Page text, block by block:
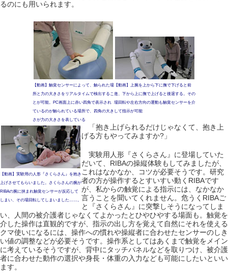
るのにも用いられます。
【動画】触覚センサーによって、触られた場
所と力の大きさをリアルタイムで検出するこ
とが可能。PC画面上に赤い四角で表示され
ているのが触られている場所で、四角の大き
さが力の大きさを表している
【動画】上腕を上から下に撫で下げると前
進、下から上に撫で上げると後退する。その
場回転や左右方向の運動も触覚センサーを介
して指示が可能
【動画】実験用の人形『さくらさん』を抱き
上げさせてもらいました。さくらさんの腕が
RIBAの腕に挟まれ触覚センサーが反応して
しまい、その場回転してしまいました……。
「抱き上げられるだけじゃなくて、抱き上
げる方もやってみますか?」
実験用人形『さくらさん』に登場していた
だいて、RIBAの操縦体験もしてみましたが、
これはなかなか、コツが必要そうです。研究
者の方が操作するとすいすい動くRIBAです
が、私からの触覚による指示には、なかなか
言うことを聞いてくれません。危うくRIBAご
と『さくらさん』に突撃しそうになってしま
い、人間の被介護者じゃなくてよかったとひやひやする場面も。触覚を
介した操作は直観的ですが、指示の出し方を覚えて自然にそれを使える
クマ使いになるには、操作への慣れや操縦者に合わせたセンサーのしき
い値の調整などが必要そうです。操作系としてはあくまで触覚をメイン
に考えているそうですが、背中にタッチパネルなどを取りつけ、被介護
者に合わせた動作の選択や身長・体重の入力なども可能にしたいといい
ます。